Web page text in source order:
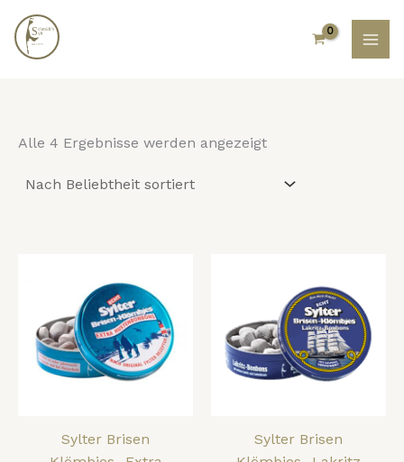
Zum
Inhalt
springen
Alle 4 Ergebnisse werden angezeigt
Beliebtheit
sortiert
Sylter Brisen
Sylter Brisen